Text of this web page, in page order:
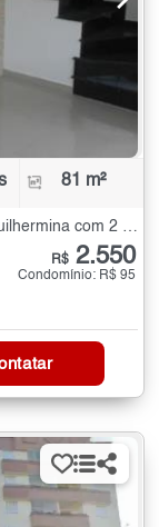
81 m²
Condomínio Fechado para Alugar na Vila Guilhermina com 2 quartos - 81 m²
R$ 2.550
Condomínio: R$ 95